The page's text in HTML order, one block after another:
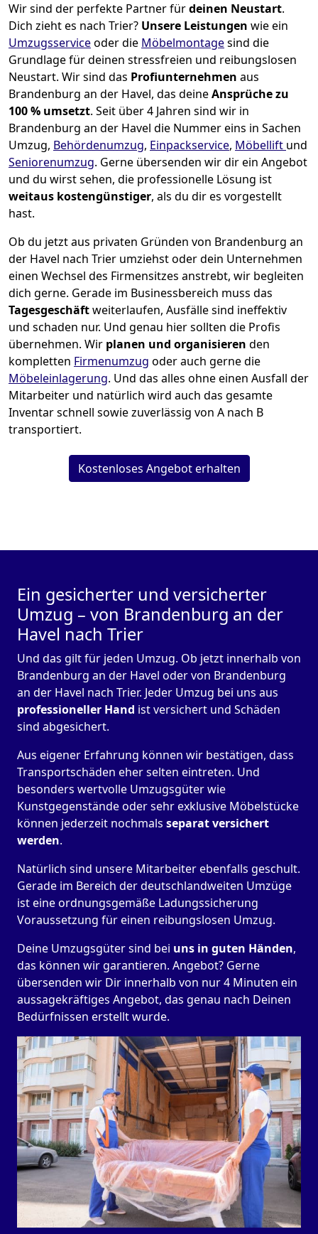
Wir sind der perfekte Partner fürdeinen Neustart.
Dich zieht es nach Trier? Unsere Leistungen wie ein
Umzugsserviceoder die Möbelmontagesind die
Grundlage für deinen stressfreien und reibungslosen
Neustart. Wir sind das Profiunternehmen aus
Brandenburg an der Havel, das deineAnsprüche zu
100 % umsetzt. Seit über 4 Jahren sind wir in
Brandenburg an der Havel die Nummer eins in Sachen
Umzug, Behördenumzug, Einpackservice, Möbellift und
Seniorenumzug. Gerne übersenden wir dir ein Angebot
und du wirst sehen, die professionelle Lösung ist
weitaus kostengünstiger, als du dir es vorgestellt
hast.
Ob du jetzt aus privaten Gründen von Brandenburg an
der Havel nach Trier umziehst oder dein Unternehmen
einen Wechsel des Firmensitzes anstrebt, wir begleiten
dich gerne. Gerade im Businessbereich muss das
Tagesgeschäftweiterlaufen, Ausfälle sind ineffektiv
und schaden nur. Und genau hier sollten die Profis
übernehmen. Wir planen und organisieren den
kompletten Firmenumzug oder auch gerne die
Möbeleinlagerung. Und das alles ohne einen Ausfall der
Mitarbeiter und natürlich wird auch das gesamte
Inventar schnell sowie zuverlässig von A nach B
transportiert.
Kostenloses Angebot erhalten
Ein gesicherter und versicherter
Umzug – von Brandenburg an der
Havel nach Trier
Und das gilt für jeden Umzug. Ob jetzt innerhalb von
Brandenburg an der Havel oder von Brandenburg
an der Havel nach Trier. Jeder Umzug bei uns aus
professioneller Hand ist versichert und Schäden
sind abgesichert.
Aus eigener Erfahrung können wir bestätigen, dass
Transportschäden eher selten eintreten. Und
besonders wertvolle Umzugsgüter wie
Kunstgegenstände oder sehr exklusive Möbelstücke
können jederzeit nochmals separat versichert
werden.
Natürlich sind unsere Mitarbeiter ebenfalls geschult.
Gerade im Bereich der deutschlandweiten Umzüge
ist eine ordnungsgemäße Ladungssicherung
Voraussetzung für einen reibungslosen Umzug.
Deine Umzugsgüter sind bei uns in guten Händen,
das können wir garantieren. Angebot? Gerne
übersenden wir Dir innerhalb von nur 4 Minuten ein
aussagekräftiges Angebot, das genau nach Deinen
Bedürfnissen erstellt wurde.